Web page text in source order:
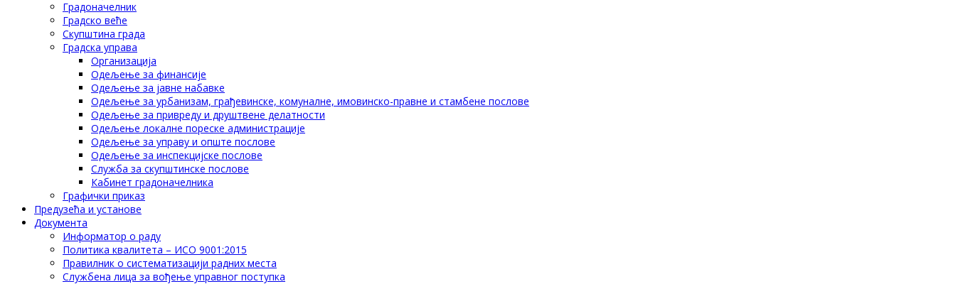
Градоначелник
Градско веће
Скупштина града
Градска управа
Организација
Одељење за финансије
Одељење за јавне набавке
Одељење за урбанизам, грађевинске, комуналне, имовинско-правне и стамбене послове
Одељење за привреду и друштвене делатности
Одељење локалне пореске администрације
Одељење за управу и опште послове
Одељење за инспекцијске послове
Служба за скупштинске послове
Кабинет градоначелника
Графички приказ
Предузећа и установе
Документа
Информатор о раду
Политика квалитета – ИСО 9001:2015
Правилник о систематизацији радних места
Службена лица за вођење управног поступка